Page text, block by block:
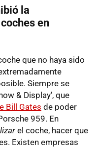
la
en
que no haya sido
Siempre se
& Display', que
Bill Gates de poder
959. En
el coche, hacer que
Existen empresas